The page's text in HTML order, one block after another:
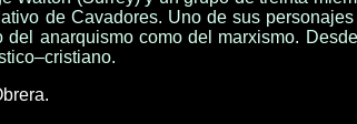
de Cavadores. Uno de sus
anarquismo como del marxismo.